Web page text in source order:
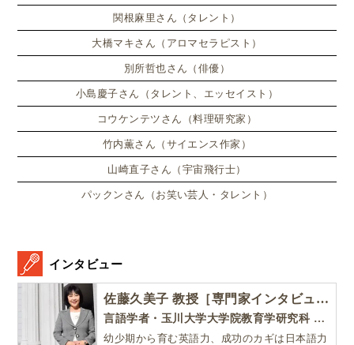
い、英語劇に挑戦したり、
関根麻里さん（タレント）
大橋マキさん（アロマセラピスト）
別所哲也さん（俳優）
小島慶子さん（タレント、エッセイスト）
コウケンテツさん（料理研究家）
竹内薫さん（サイエンス作家）
山崎直子さん（宇宙飛行士）
パックンさん（お笑い芸人・タレント）
インタビュー
佐藤久美子 教授［専門家インタビュー］
言語学者・玉川大学大学院教育学研究科 教授・NHK「えいごであそぼ」総合指導
幼少期から育む英語力、成功のカギは日本語力